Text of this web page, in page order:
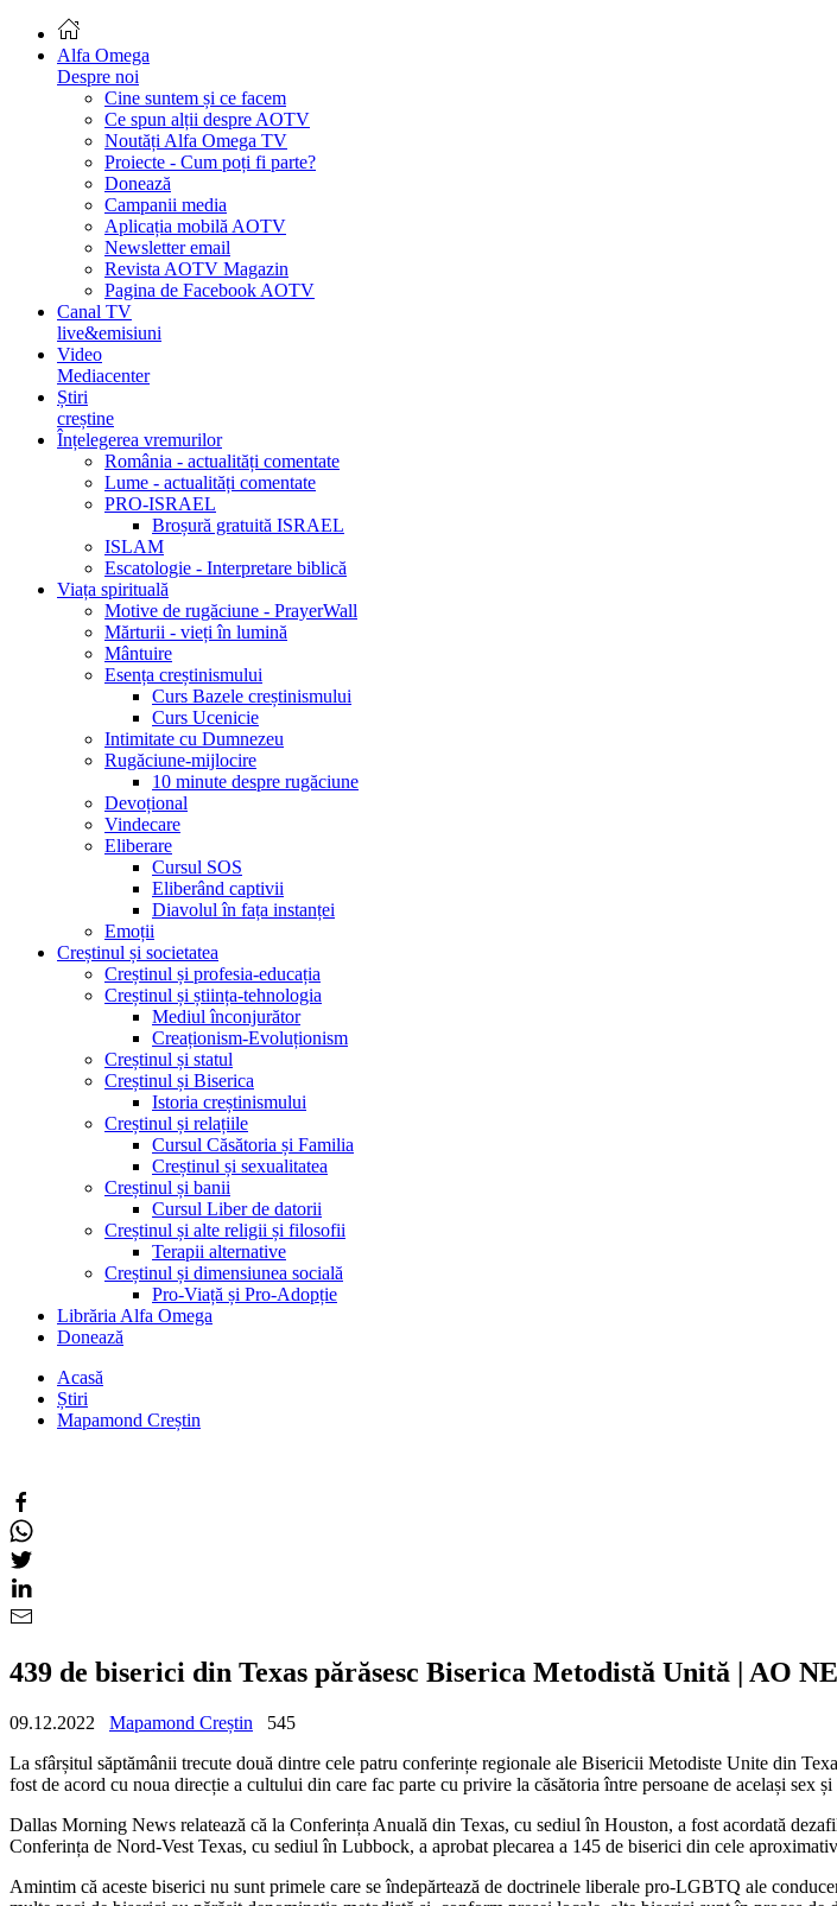
Alfa Omega
Despre noi
Cine suntem și ce facem
Ce spun alții despre AOTV
Noutăți Alfa Omega TV
Proiecte - Cum poți fi parte?
Donează
Campanii media
Aplicația mobilă AOTV
Newsletter email
Revista AOTV Magazin
Pagina de Facebook AOTV
Canal TV
live&emisiuni
Video
Mediacenter
Știri
creștine
Înțelegerea vremurilor
România - actualități comentate
Lume - actualități comentate
PRO-ISRAEL
Broșură gratuită ISRAEL
ISLAM
Escatologie - Interpretare biblică
Viața spirituală
Motive de rugăciune - PrayerWall
Mărturii - vieți în lumină
Mântuire
Esența creștinismului
Curs Bazele creștinismului
Curs Ucenicie
Intimitate cu Dumnezeu
Rugăciune-mijlocire
10 minute despre rugăciune
Devoțional
Vindecare
Eliberare
Cursul SOS
Eliberând captivii
Diavolul în fața instanței
Emoții
Creștinul și societatea
Creștinul și profesia-educația
Creștinul și știința-tehnologia
Mediul înconjurător
Creaționism-Evoluționism
Creștinul și statul
Creștinul și Biserica
Istoria creștinismului
Creștinul și relațiile
Cursul Căsătoria și Familia
Creștinul și sexualitatea
Creștinul și banii
Cursul Liber de datorii
Creștinul și alte religii și filosofii
Terapii alternative
Creștinul și dimensiunea socială
Pro-Viață și Pro-Adopție
Librăria Alfa Omega
Donează
Acasă
Știri
Mapamond Creștin
439 de biserici din Texas părăsesc Biserica Metodistă Unită | AO
09.12.2022 Mapamond Creștin
545
La sfârșitul săptămânii trecute două dintre cele patru conferințe regionale ale Bisericii Metodiste Unite din
fost de acord cu noua direcție a cultului din care fac parte cu privire la căsătoria între persoane de același sex
Dallas Morning News relatează că la Conferința Anuală din Texas, cu sediul în Houston, a fost acordată
Conferința de Nord-Vest Texas, cu sediul în Lubbock, a aprobat plecarea a 145 de biserici din cele
Amintim că aceste biserici nu sunt primele care se îndepărtează de doctrinele liberale pro-LGBTQ ale